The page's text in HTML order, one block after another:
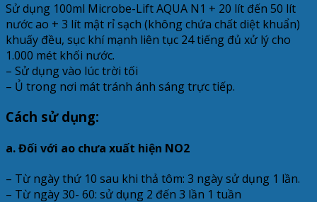
Sử dụng 100ml Microbe-Lift AQUA N1 + 20 lít đến 50 lít
nước ao + 3 lít mật rỉ sạch (không chứa chất diệt khuẩn)
khuấy đều, sục khí mạnh liên tục 24 tiếng đủ xử lý cho
1.000 mét khối nước.
– Sử dụng vào lúc trời tối
– Ủ trong nơi mát tránh ánh sáng trực tiếp.
Cách sử dụng:
a. Đối với ao chưa xuất hiện NO2
– Từ ngày thứ 10 sau khi thả tôm: 3 ngày sử dụng 1 lần.
– Từ ngày 30- 60: sử dụng 2 đến 3 lần 1 tuần